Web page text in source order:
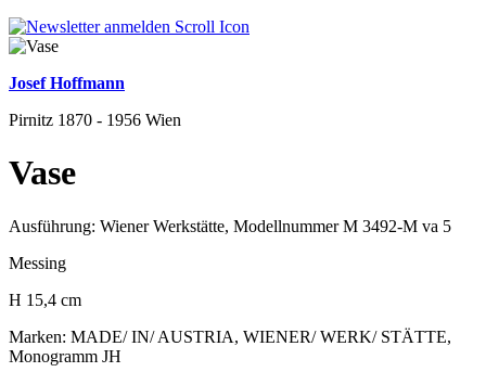
Josef Hoffmann
Pirnitz 1870 - 1956 Wien
Vase
Ausführung: Wiener Werkstätte, Modellnummer M 3492-M va 5
Messing
H 15,4 cm
Marken: MADE/ IN/ AUSTRIA, WIENER/ WERK/ STÄTTE,
Monogramm JH